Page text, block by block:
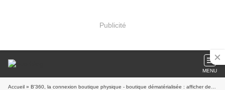
Publicité
MENU
Accueil » B'360, la connexion boutique physique - boutique dématérialisée : afficher des promos dans le réel et le virtuel !